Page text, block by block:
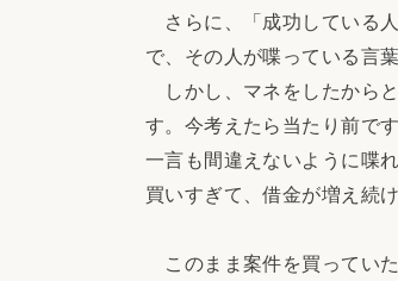
さらに、「成功している
で、その人が喋っている言
しかし、マネをしたから
す。今考えたら当たり前で
一言も間違えないように喋
買いすぎて、借金が増え続
このまま案件を買ってい